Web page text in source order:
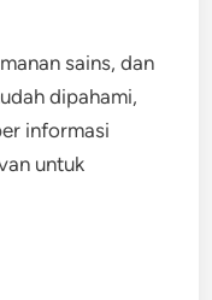
sains, dan
dipahami,
informasi
untuk